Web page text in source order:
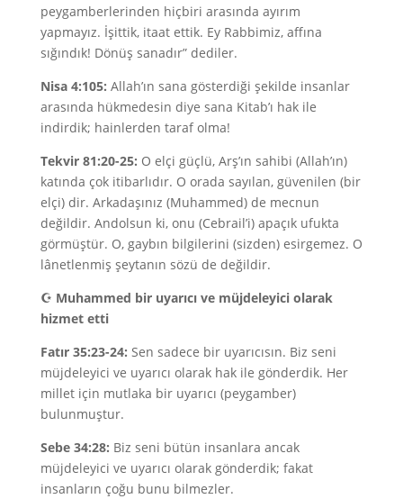
peygamberlerinden hiçbiri arasında ayırım
yapmayız. İşittik, itaat ettik. Ey Rabbimiz, affına
sığındık! Dönüş sanadır” dediler.
Nisa 4:105: Allah’ın sana gösterdiği şekilde insanlar
arasında hükmedesin diye sana Kitab’ı hak ile
indirdik; hainlerden taraf olma!
Tekvir 81:20-25: O elçi güçlü, Arş’ın sahibi (Allah’ın)
katında çok itibarlıdır. O orada sayılan, güvenilen (bir
elçi) dir. Arkadaşınız (Muhammed) de mecnun
değildir. Andolsun ki, onu (Cebrail’i) apaçık ufukta
görmüştür. O, gaybın bilgilerini (sizden) esirgemez. O
lânetlenmiş şeytanın sözü de değildir.
☪ Muhammed bir uyarıcı ve müjdeleyici olarak
hizmet etti
Fatır 35:23-24: Sen sadece bir uyarıcısın. Biz seni
müjdeleyici ve uyarıcı olarak hak ile gönderdik. Her
millet için mutlaka bir uyarıcı (peygamber)
bulunmuştur.
Sebe 34:28: Biz seni bütün insanlara ancak
müjdeleyici ve uyarıcı olarak gönderdik; fakat
insanların çoğu bunu bilmezler.